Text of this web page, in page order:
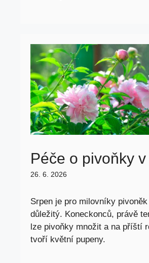
Péče o pivoňky
26. 6. 2026
Srpen je pro milovníky
důležitý. Koneckonců, právě
lze pivoňky množit a na příští
tvoří květní pupeny.